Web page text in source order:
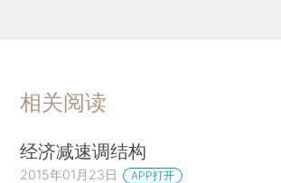
相关阅读
经济减速调结构
2015年01月23日 APP打开